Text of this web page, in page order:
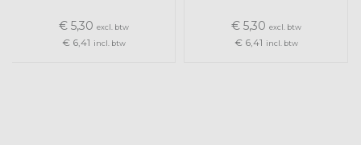
€ 5,30 excl. btw
€ 6,41 incl. btw
€ 5,30 excl. btw
€ 6,41 incl. btw